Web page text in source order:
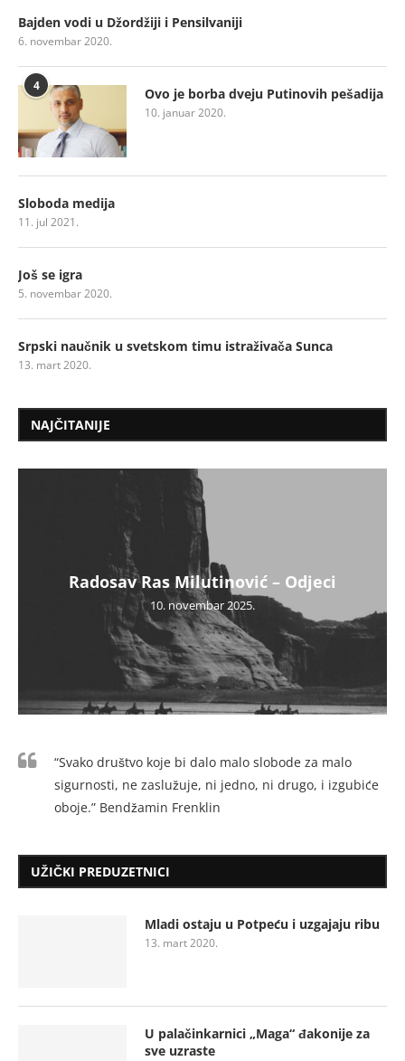
Bajden vodi u Džordžiji i Pensilvaniji
6. novembar 2020.
4 Ovo je borba dveju Putinovih pešadija
10. januar 2020.
Sloboda medija
11. jul 2021.
Još se igra
5. novembar 2020.
Srpski naučnik u svetskom timu istraživača Sunca
13. mart 2020.
NAJČITANIJE
Radosav Ras Milutinović – Odjeci
10. novembar 2025.
“Svako društvo koje bi dalo malo slobode za malo
sigurnosti, ne zaslužuje, ni jedno, ni drugo, i izgubiće
oboje.” Bendžamin Frenklin
UŽIČKI PREDUZETNICI
Mladi ostaju u Potpeću i uzgajaju ribu
13. mart 2020.
U palačinkarnici „Maga“ đakonije za
sve uzraste